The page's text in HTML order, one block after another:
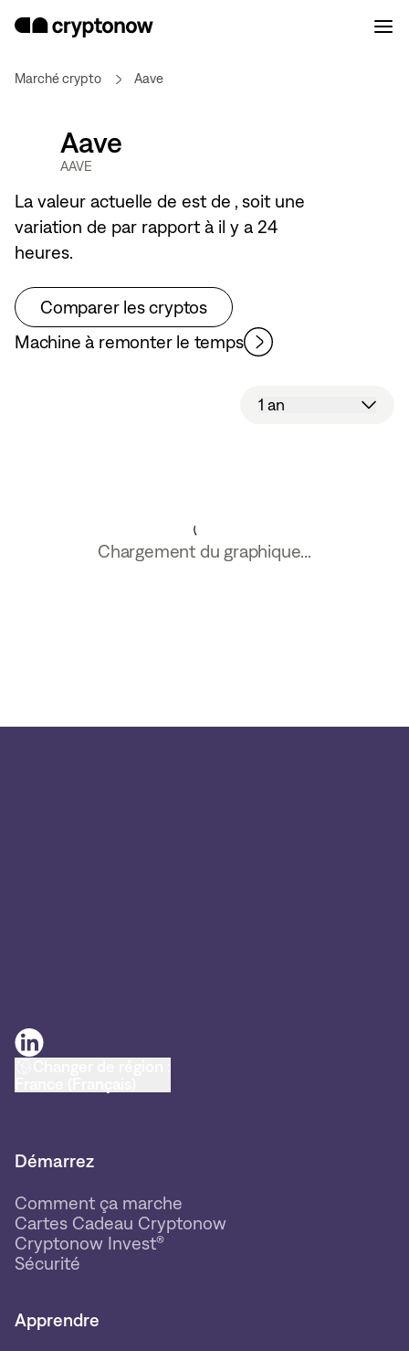
Marché crypto Aave
Aave
AAVE
La valeur actuelle de est de , soit une
variation de par rapport à il y a 24
heures.
Comparer les cryptos
Machine à remonter le temps
1 an
Chargement du graphique...
Démarrez
Comment ça marche
Cartes Cadeau Cryptonow
Cryptonow Invest®
Sécurité
Apprendre